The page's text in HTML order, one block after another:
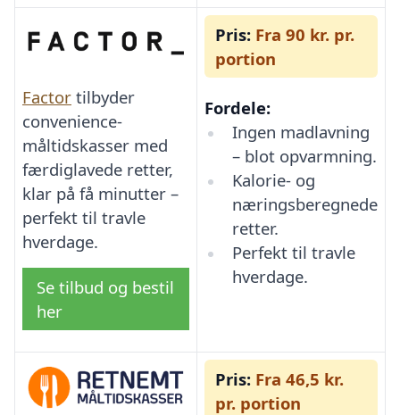
Factor tilbyder
convenience-
måltidskasser med
færdiglavede retter,
klar på få minutter –
perfekt til travle
hverdage.
Se tilbud og bestil
her
Pris: Fra 90 kr. pr.
portion
Fordele:
Ingen madlavning
– blot opvarmning.
Kalorie- og
næringsberegnede
retter.
Perfekt til travle
hverdage.
Pris: Fra 46,5 kr.
pr. portion